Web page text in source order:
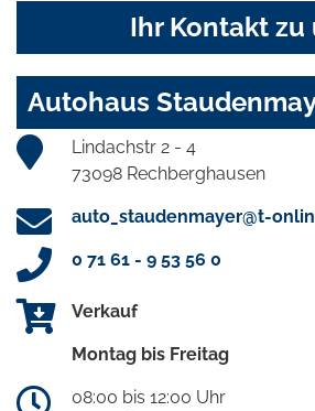
Ihr Kontakt zu
Autohaus
Lindachstr 2 - 4
73098 Rechberghausen
auto_staudenmayer@t-
0 71 61 - 9 53 56 0
Verkauf
Montag bis Freitag
08:00 bis 12:00 Uhr